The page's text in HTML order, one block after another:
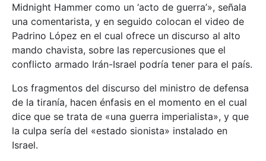
Midnight Hammer como un ‘acto de guerra’», señala
una comentarista, y en seguido colocan el video de
Padrino López en el cual ofrece un discurso al alto
mando chavista, sobre las repercusiones que el
conflicto armado Irán-Israel podría tener para el país.
Los fragmentos del discurso del ministro de defensa
de la tiranía, hacen énfasis en el momento en el cual
dice que se trata de «una guerra imperialista», y que
la culpa sería del «estado sionista» instalado en
Israel.